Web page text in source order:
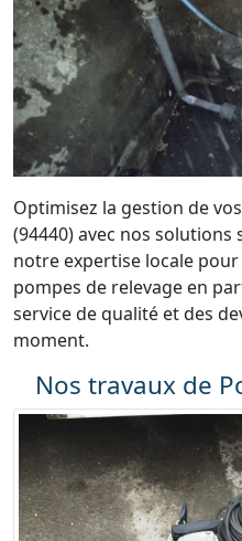
Optimisez la gestion de
(94440) avec nos
notre expertise locale
pompes de relevage en
service de qualité et des
moment.
Nos travaux de